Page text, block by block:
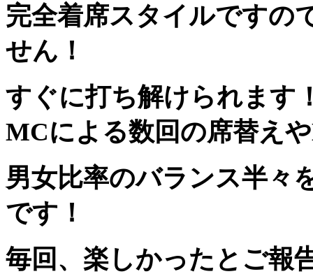
完全着席スタイルですの
せん！
すぐに打ち解けられます
MCによる数回の席替え
男女比率のバランス半々
です！
毎回、楽しかったとご報